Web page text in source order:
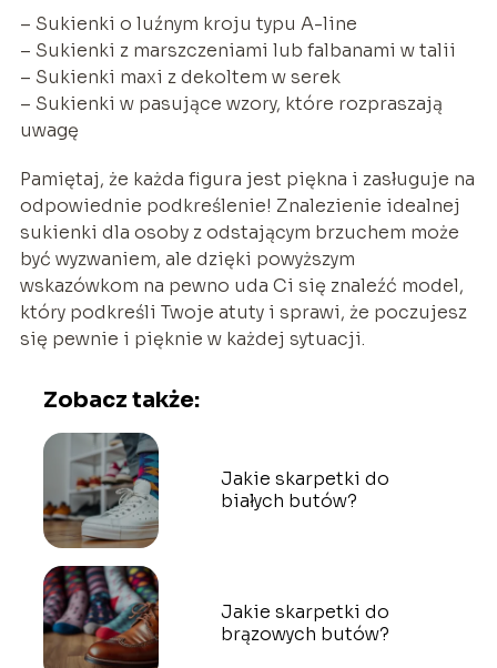
– Sukienki o luźnym kroju typu A-line
– Sukienki z marszczeniami lub falbanami w talii
– Sukienki maxi z dekoltem w serek
– Sukienki w pasujące wzory, które rozpraszają
uwagę
Pamiętaj, że każda figura jest piękna i zasługuje na
odpowiednie podkreślenie! Znalezienie idealnej
sukienki dla osoby z odstającym brzuchem może
być wyzwaniem, ale dzięki powyższym
wskazówkom na pewno uda Ci się znaleźć model,
który podkreśli Twoje atuty i sprawi, że poczujesz
się pewnie i pięknie w każdej sytuacji.
Zobacz także:
Jakie skarpetki do
białych butów?
Jakie skarpetki do
brązowych butów?